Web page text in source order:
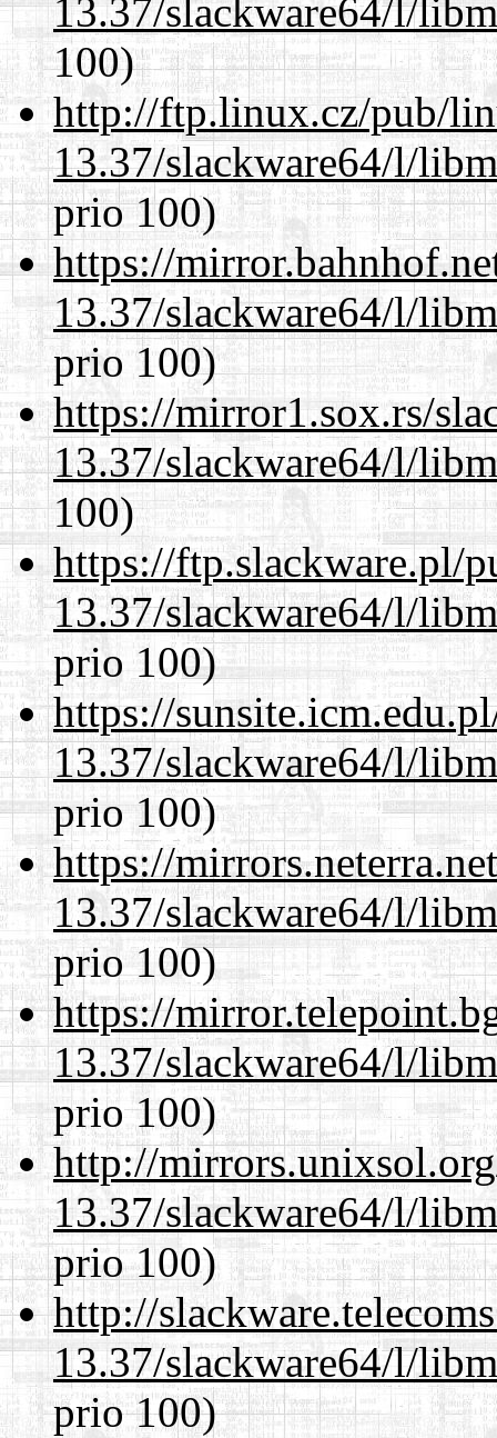
13.37/slackware64/l/
100)
http://ftp.linux.cz/pub/
13.37/slackware64/l/
prio 100)
https://
13.37/slackware64/l/
prio 100)
https://mirror1.sox.rs/
13.37/slackware64/l/
100)
https://ftp.slackware.pl/
13.37/slackware64/l/
prio 100)
https://
13.37/slackware64/l/
prio 100)
https://
13.37/slackware64/l/
prio 100)
https://
13.37/slackware64/l/
prio 100)
http://
13.37/slackware64/l/
prio 100)
http://
13.37/slackware64/l/
prio 100)